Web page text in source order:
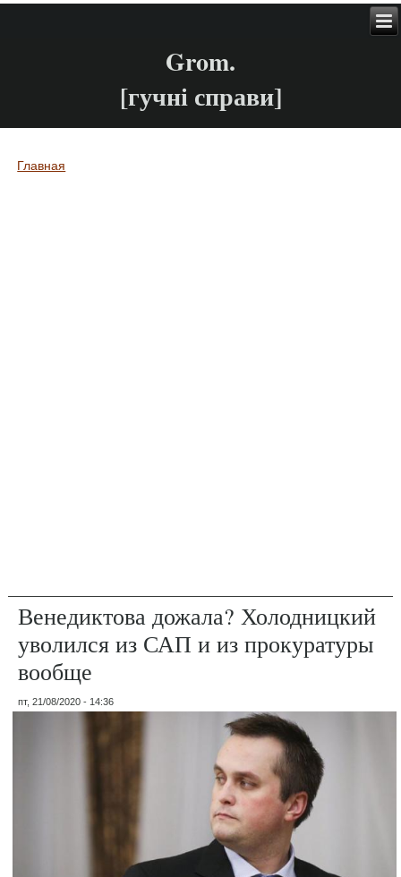
Grom.
[гучні справи]
Вы здесь
Главная
Венедиктова дожала? Холодницкий
уволился из САП и из прокуратуры
вообще
пт, 21/08/2020 - 14:36